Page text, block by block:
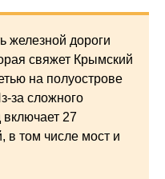
железной дороги
свяжет Крымский
на полуострове
за сложного
27
в том числе мост и